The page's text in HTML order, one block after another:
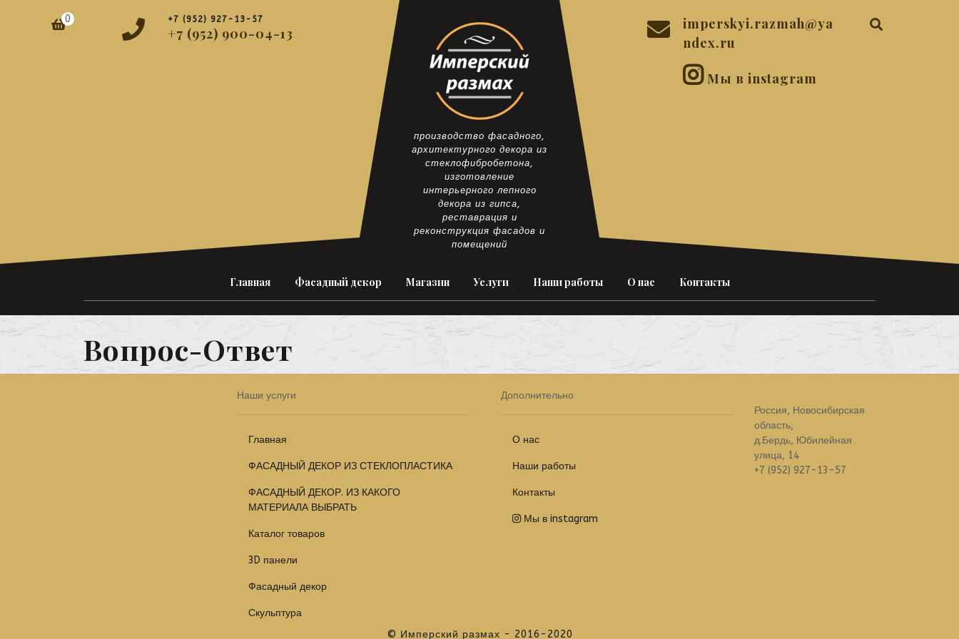
Корзина
0 +7 (952) 927-13-57
+7 (952) 900-04-13
производство фасадного,
архитектурного декора из
стеклофибробетона,
изготовление
интерьерного лепного
декора из гипса,
реставрация и
реконструкция фасадов и
помещений
imperskyi.razmah@ya
ndex.ru
Мы в instagram
Главная Фасадный декор Магазин Услуги Наши работы О нас Контакты
Вопрос-Ответ
Наши услуги
Главная
ФАСАДНЫЙ ДЕКОР ИЗ СТЕКЛОПЛАСТИКА
ФАСАДНЫЙ ДЕКОР. ИЗ КАКОГО
МАТЕРИАЛА ВЫБРАТЬ
Каталог товаров
3D панели
Фасадный декор
Скульптура
Дополнительно
О нас
Наши работы
Контакты
Мы в instagram
Россия, Новосибирская
область,
д.Бердь, Юбилейная
улица, 14
+7 (952) 927-13-57
© Имперский размах - 2016-2020